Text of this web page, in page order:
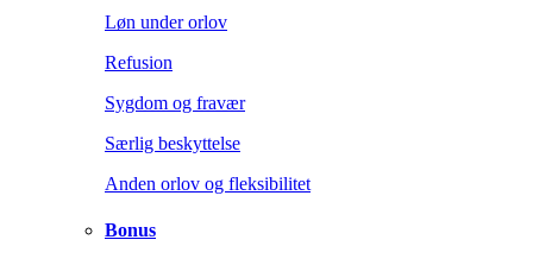
Løn under orlov
Refusion
Sygdom og fravær
Særlig beskyttelse
Anden orlov og fleksibilitet
Bonus